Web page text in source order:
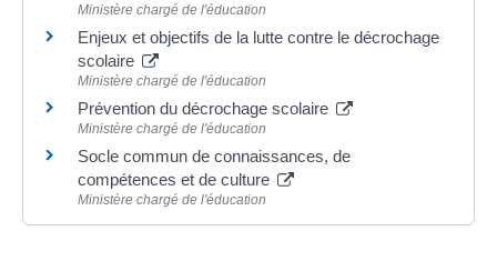
Ministère chargé de l'éducation
Enjeux et objectifs de la lutte contre le décrochage
scolaire
Ministère chargé de l'éducation
Prévention du décrochage scolaire
Ministère chargé de l'éducation
Socle commun de connaissances, de
compétences et de culture
Ministère chargé de l'éducation